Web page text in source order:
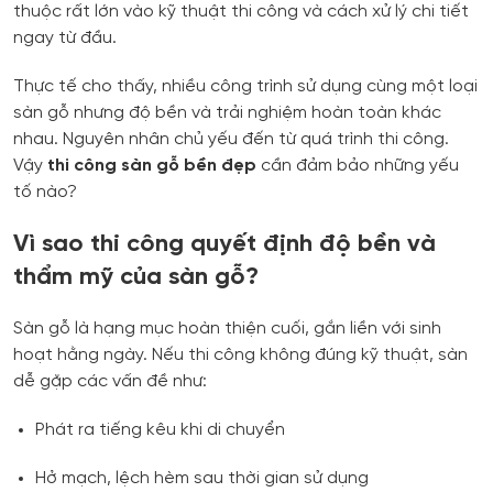
thuộc rất lớn vào kỹ thuật thi công và cách xử lý chi tiết
ngay từ đầu.
Thực tế cho thấy, nhiều công trình sử dụng cùng một loại
sàn gỗ nhưng độ bền và trải nghiệm hoàn toàn khác
nhau. Nguyên nhân chủ yếu đến từ quá trình thi công.
Vậy thi công sàn gỗ bền đẹp cần đảm bảo những yếu
tố nào?
Vì sao thi công quyết định độ bền và
thẩm mỹ của sàn gỗ?
Sàn gỗ là hạng mục hoàn thiện cuối, gắn liền với sinh
hoạt hằng ngày. Nếu thi công không đúng kỹ thuật, sàn
dễ gặp các vấn đề như:
Phát ra tiếng kêu khi di chuyển
Hở mạch, lệch hèm sau thời gian sử dụng